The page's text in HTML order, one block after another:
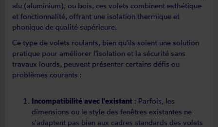
alu (aluminium), ou bois, ces volets combinent esthétique
et fonctionnalité, offrant une isolation thermique et
phonique de qualité supérieure.
Ce type de volets roulants, bien qu'ils soient une solution
pratique pour améliorer l'isolation et la sécurité sans
travaux lourds, peuvent présenter certains défis ou
problèmes courants :
Incompatibilité avec l'existant : Parfois, les
dimensions ou le style des fenêtres existantes ne
s'adaptent pas bien aux cadres standards des volets